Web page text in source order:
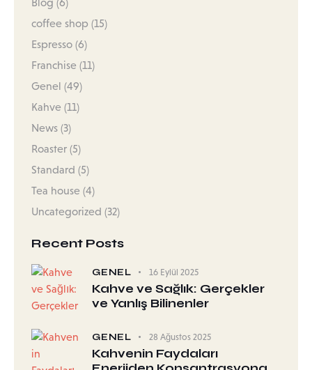
Blog (6)
coffee shop (15)
Espresso (6)
Franchise (11)
Genel (49)
Kahve (11)
News (3)
Roaster (5)
Standard (5)
Tea house (4)
Uncategorized (32)
Recent Posts
GENEL 16 Eylül 2025
Kahve ve Sağlık: Gerçekler
ve Yanlış Bilinenler
GENEL 28 Ağustos 2025
Kahvenin Faydaları